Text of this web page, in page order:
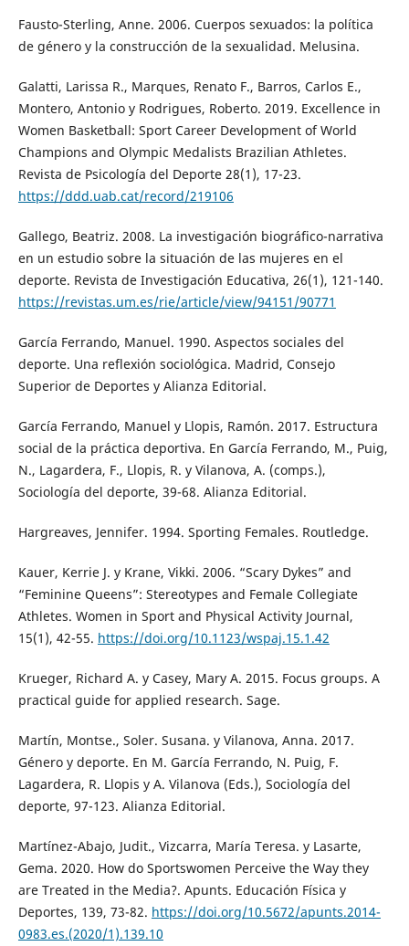
Fausto-Sterling, Anne. 2006. Cuerpos sexuados: la política
de género y la construcción de la sexualidad. Melusina.
Galatti, Larissa R., Marques, Renato F., Barros, Carlos E.,
Montero, Antonio y Rodrigues, Roberto. 2019. Excellence in
Women Basketball: Sport Career Development of World
Champions and Olympic Medalists Brazilian Athletes.
Revista de Psicología del Deporte 28(1), 17-23.
https://ddd.uab.cat/record/219106
Gallego, Beatriz. 2008. La investigación biográfico-narrativa
en un estudio sobre la situación de las mujeres en el
deporte. Revista de Investigación Educativa, 26(1), 121-140.
https://revistas.um.es/rie/article/view/94151/90771
García Ferrando, Manuel. 1990. Aspectos sociales del
deporte. Una reflexión sociológica. Madrid, Consejo
Superior de Deportes y Alianza Editorial.
García Ferrando, Manuel y Llopis, Ramón. 2017. Estructura
social de la práctica deportiva. En García Ferrando, M., Puig,
N., Lagardera, F., Llopis, R. y Vilanova, A. (comps.),
Sociología del deporte, 39-68. Alianza Editorial.
Hargreaves, Jennifer. 1994. Sporting Females. Routledge.
Kauer, Kerrie J. y Krane, Vikki. 2006. “Scary Dykes” and
“Feminine Queens”: Stereotypes and Female Collegiate
Athletes. Women in Sport and Physical Activity Journal,
15(1), 42-55. https://doi.org/10.1123/wspaj.15.1.42
Krueger, Richard A. y Casey, Mary A. 2015. Focus groups. A
practical guide for applied research. Sage.
Martín, Montse., Soler. Susana. y Vilanova, Anna. 2017.
Género y deporte. En M. García Ferrando, N. Puig, F.
Lagardera, R. Llopis y A. Vilanova (Eds.), Sociología del
deporte, 97-123. Alianza Editorial.
Martínez-Abajo, Judit., Vizcarra, María Teresa. y Lasarte,
Gema. 2020. How do Sportswomen Perceive the Way they
are Treated in the Media?. Apunts. Educación Física y
Deportes, 139, 73-82. https://doi.org/10.5672/apunts.2014-
0983.es.(2020/1).139.10